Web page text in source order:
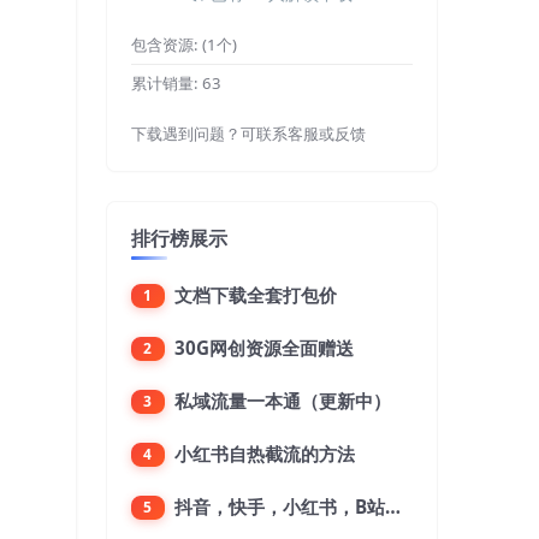
包含资源: (1个)
累计销量: 63
下载遇到问题？可联系客服或反馈
排行榜展示
1 文档下载全套打包价
2 30G网创资源全面赠送
3 私域流量一本通（更新中）
4 小红书自热截流的方法
5 抖音，快手，小红书，B站，微博，微信公众号，微信视频号。每一个平台，都是不一样的机会，对应不一样的赚钱思路